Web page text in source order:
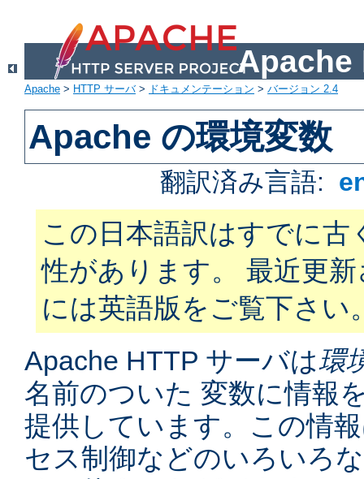
Apache
Apache > HTTP サーバ> ドキュメンテーション > バージョン 2.4
Apache の環境変数
翻訳済み言語:
この日本語訳はすでに古
性があります。 最近更
には英語版をご覧下さい
Apache HTTP サーバは環
名前のついた 変数に情報
提供しています。この情
セス制御などのいろいろ